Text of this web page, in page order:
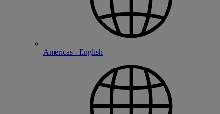
Americas - English